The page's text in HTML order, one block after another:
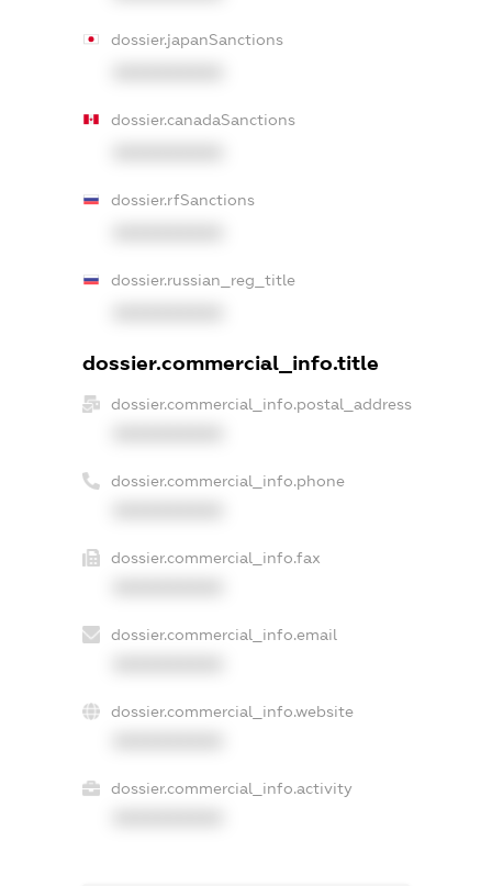
dossier.japanSanctions
dossier.canadaSanctions
dossier.rfSanctions
dossier.russian_reg_title
dossier.commercial_info.title
dossier.commercial_info.postal_address
dossier.commercial_info.phone
dossier.commercial_info.fax
dossier.commercial_info.email
dossier.commercial_info.website
dossier.commercial_info.activity